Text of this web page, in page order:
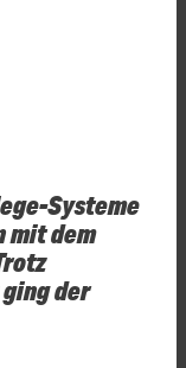
Systeme
mit dem
der